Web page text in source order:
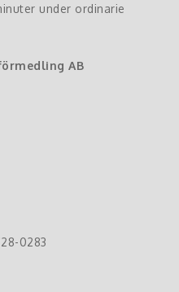
under ordinarie
AB
0283